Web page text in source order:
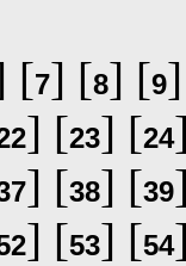
[7] [8] [9
] [23] [24
] [38] [39
] [53] [54